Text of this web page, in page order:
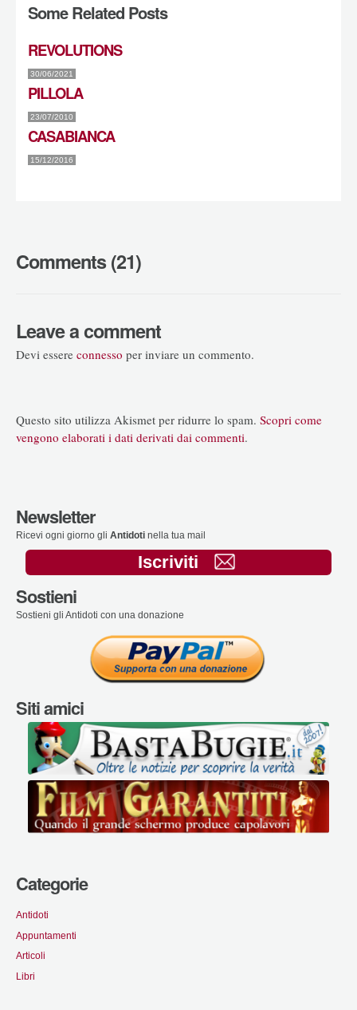
Some Related Posts
REVOLUTIONS
30/06/2021
PILLOLA
23/07/2010
CASABIANCA
15/12/2016
Comments (21)
Leave a comment
Devi essere connesso per inviare un commento.
Questo sito utilizza Akismet per ridurre lo spam. Scopri come
vengono elaborati i dati derivati dai commenti.
Newsletter
Ricevi ogni giorno gli Antidoti nella tua mail
Iscriviti
Sostieni
Sostieni gli Antidoti con una donazione
Siti amici
Categorie
Antidoti
Appuntamenti
Articoli
Libri